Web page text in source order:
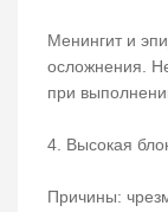
Менингит и
осложнения.
при
4.​ Высокая
Причины: